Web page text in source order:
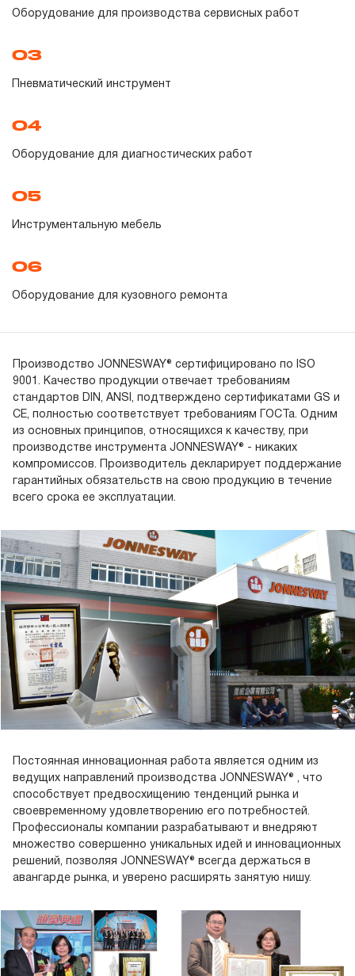
Партнерам
Контакты
Оборудование для производства сервисных работ
03
Пневматический инструмент
04
Оборудование для диагностических работ
05
Инструментальную мебель
06
Оборудование для кузовного ремонта
Производство JONNESWAY® сертифицировано по ISO
9001. Качество продукции отвечает требованиям
стандартов DIN, ANSI, подтверждено сертификатами GS и
CE, полностью соответствует требованиям ГОСТа. Одним
из основных принципов, относящихся к качеству, при
производстве инструмента JONNESWAY® - никаких
компромиссов. Производитель декларирует поддержание
гарантийных обязательств на свою продукцию в течение
всего срока ее эксплуатации.
Постоянная инновационная работа является одним из
ведущих направлений производства JONNESWAY® , что
способствует предвосхищению тенденций рынка и
своевременному удовлетворению его потребностей.
Профессионалы компании разрабатывают и внедряют
множество совершенно уникальных идей и инновационных
решений, позволяя JONNESWAY® всегда держаться в
авангарде рынка, и уверено расширять занятую нишу.